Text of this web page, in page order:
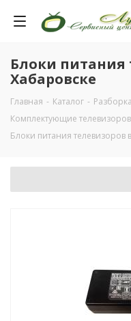
Блоки питания
Хабаровске
Главная - Каталог -
Комплектующие
Блоки питания телевизоров